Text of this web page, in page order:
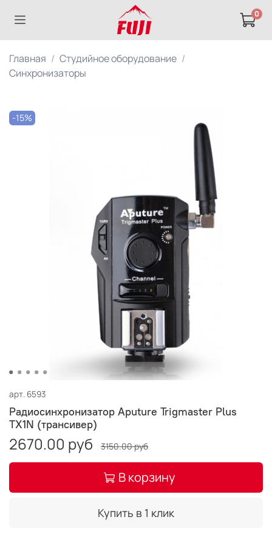
0
Главная
Студийное оборудование
Синхронизаторы
-15%
арт. 6593
Радиосинхронизатор Aputure Trigmaster Plus
TX1N (трансивер)
2670.00 руб 3150.00 руб
В корзину
Купить в 1 клик